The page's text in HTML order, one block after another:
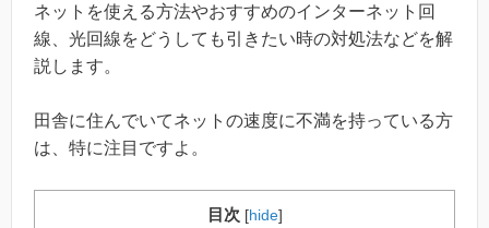
ネットを使える方法やおすすめのインターネット回
線、光回線をどうしても引きたい時の対処法などを解
説します。
田舎に住んでいてネットの速度に不満を持っている方
は、特に注目ですよ。
目次 [hide]